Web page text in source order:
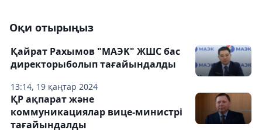
Оқи отырыңыз
13:14, 19 қаңтар 2024
Қайрат Рахымов "MAЭK" ЖШС бас
директорыболып тағайындалды
ҚР ақпарат және
коммуникациялар вице-министрі
тағайындалды